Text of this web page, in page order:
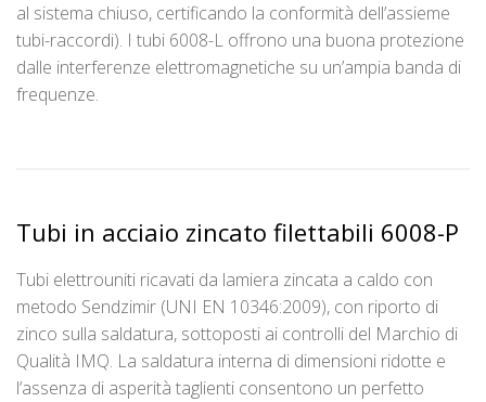
al sistema chiuso, certificando la conformità dell’assieme
tubi-raccordi). I tubi 6008-L offrono una buona protezione
dalle interferenze elettromagnetiche su un’ampia banda di
frequenze.
Tubi in acciaio zincato filettabili 6008-P
Tubi elettrouniti ricavati da lamiera zincata a caldo con
metodo Sendzimir (UNI EN 10346:2009), con riporto di
zinco sulla saldatura, sottoposti ai controlli del Marchio di
Qualità IMQ. La saldatura interna di dimensioni ridotte e
l’assenza di asperità taglienti consentono un perfetto